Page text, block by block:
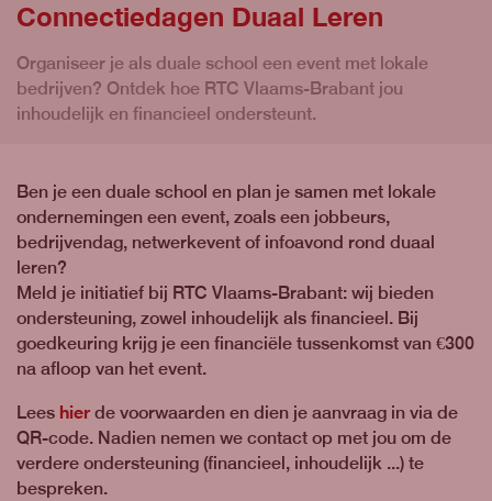
Connectiedagen Duaal Leren
Organiseer je als duale school een event met lokale
bedrijven? Ontdek hoe RTC Vlaams-Brabant jou
inhoudelijk en financieel ondersteunt.
Ben je een duale school en plan je samen met lokale
ondernemingen een event, zoals een jobbeurs,
bedrijvendag, netwerkevent of infoavond rond duaal
leren?
Meld je initiatief bij RTC Vlaams-Brabant: wij bieden
ondersteuning, zowel inhoudelijk als financieel. Bij
goedkeuring krijg je een financiële tussenkomst van €300
na afloop van het event.
Lees hier de voorwaarden en dien je aanvraag in via de
QR-code. Nadien nemen we contact op met jou om de
verdere ondersteuning (financieel, inhoudelijk ...) te
bespreken.